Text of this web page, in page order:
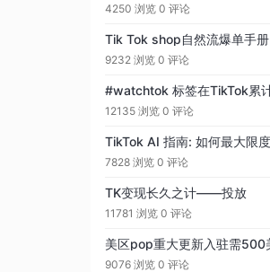
4250 浏览 0 评论
Tik Tok shop自然流爆单手册
9232 浏览 0 评论
12135 浏览 0 评论
7828 浏览 0 评论
TK变现长久之计——投放
11781 浏览 0 评论
9076 浏览 0 评论